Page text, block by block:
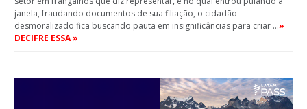
janela, fraudando documentos de sua filiação, o cidadão
desmoralizado fica buscando pauta em insignificâncias para criar …»
DECIFRE ESSA »